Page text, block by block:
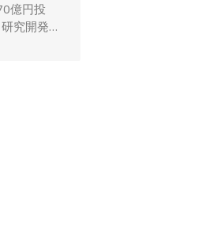
億円投
究開発棟